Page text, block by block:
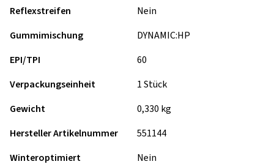
Reflexstreifen
Nein
Gummimischung
DYNAMIC:HP
EPI/TPI
60
Verpackungseinheit
1 Stück
Gewicht
0,330 kg
Hersteller Artikelnummer
551144
Winteroptimiert
Nein